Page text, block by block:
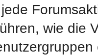
wie die